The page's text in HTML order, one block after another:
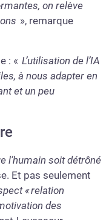
on relève
», remarque
: « L’utilisation de l’IA
à nous adapter en
et un peu
l’humain soit détrôné
Et pas seulement
« relation
des